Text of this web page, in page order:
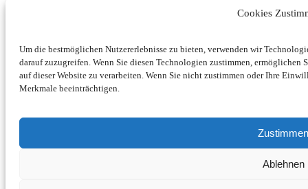
Cookies
Um die bestmöglichen Nutzererlebnisse zu bieten, verwenden wir
darauf zuzugreifen. Wenn Sie diesen Technologien zustimmen, ermöglichen
auf dieser Website zu verarbeiten. Wenn Sie nicht zustimmen oder Ihre
Merkmale beeinträchtigen.
Zustimmen
Ablehnen